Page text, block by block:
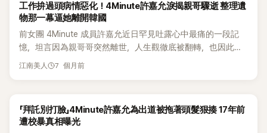
有攝影導演當著大家的面直接對她喊：「醜八怪X，妳給我出
來。」突如其來的羞辱讓人聽了相當傻眼。更誇張的是，面對這
種難堪場面，南智賢當下只能硬撐著情緒，還故作開朗回說：
「醜八怪X來了。」沒想到對方接著竟又補一句：「你看那個X。」
南智賢表示，一直到拍攝結束後，對方才跑來向她道歉，還解
一旁的黃寶拉當場聽傻，忍不住直呼：「這種事如果發生在現
在，真的會出大事！」 這段往事曝光後，也再次讓外界關注新人
藝人在拍攝現場可能遭遇的各種不合理對待。南智賢當年選擇
「我只拜託對方『不要打臉』。」 節目也帶到4Minute解散後的那
段空白期。4Minute活動7年後，沒有正式的「解散記者會」就各
自走向不同道路。許嘉允坦言，成員們心裡都多少有遺憾，「做
了7年卻是那樣收尾，心情其實很苦澀。」 她之後轉往演員路
線，跑了許多試鏡，但現實並不如想像順利。她回憶，每次試
一句話就是「妳最近在做什麼？」她說自己一路硬撐，撐到身體
整個壞掉，最初是從失眠開始，「醒著的時間變長，食慾就一直
定居前，人生接連遭逢難以承受的重擊，其中最讓她至今無法
釋懷的，正是親哥哥的驟然離世。 許嘉允回憶，某天哥哥突然
倒下，送醫檢查後才發現心臟狀況不佳，醫師隨即安排手術，
「大概才說好要動手術三天左右吧……那天父母突然打電話來，
告訴我哥哥就這樣走了。」她語氣看似平靜，卻難掩哀傷。 她也
一句話，道盡人生無常來得有多突然。 談到哥哥，許嘉允忍不
住哽咽表示：「他會不會也沒想到事情會變成這樣？一定完全不
工作拚過頭病情惡化！4Minute許嘉允淚揭親哥驟逝 整理遺
物那一幕逼她離開韓國
前女團 4Minute 成員許嘉允近日罕見吐露心中最痛的一段記
憶，坦言因為親哥哥突然離世，人生觀徹底被翻轉，也因此毅
然決定遠赴峇里島生活，重新找回自己。 14 日，她在《Sebasi
常大，經常忙到沒日沒夜，卻總是對她說：「等存夠錢就想搬出
去住」、「好想去旅行看看世界。」沒想到，這些夢想都還沒來得
江南美人 7 個月前
「拜託別打臉」4Minute許嘉允為出道被拖著頭髮狠揍 17年前
遭校暴真相曝光